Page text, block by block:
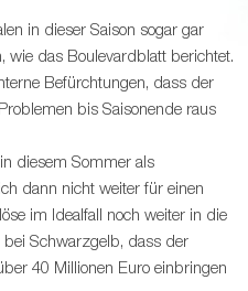
in dieser Saison sogar gar
das Boulevardblatt berichtet.
Befürchtungen, dass der
bis Saisonende raus
diesem Sommer als
dann nicht weiter für einen
im Idealfall noch weiter in die
bei Schwarzgelb, dass der
40 Millionen Euro einbringen